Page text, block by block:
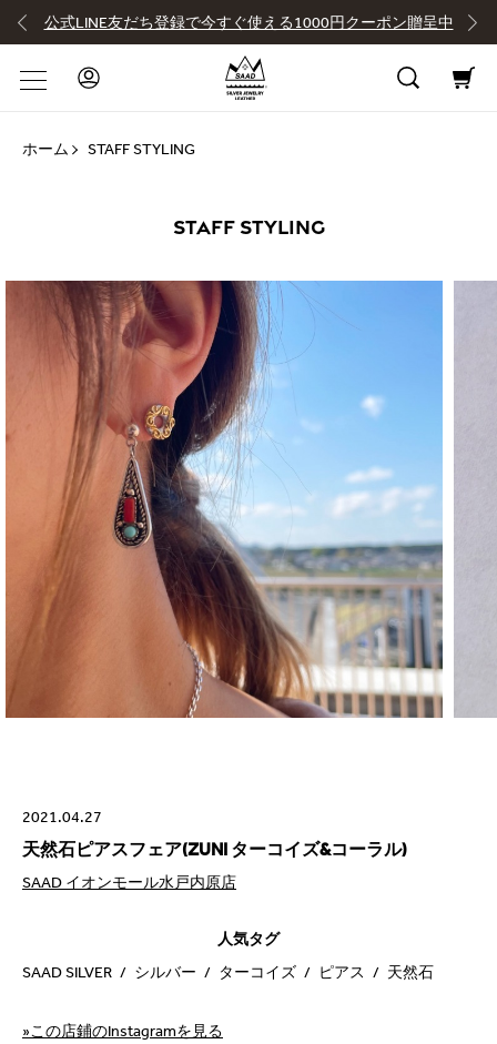
公式LINE友だち登録で今すぐ使える1000円クーポン贈呈中
ホーム STAFF STYLING
STAFF STYLING
2021.04.27
天然石ピアスフェア(ZUNI ターコイズ&コーラル)
SAAD イオンモール水戸内原店
人気タグ
SAAD SILVER
シルバー ターコイズ ピアス 天然石
»この店鋪のInstagramを見る